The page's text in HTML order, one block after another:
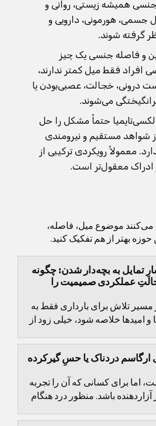
همیشه زیستی، روانی و
جسمی، هورمونی، دارویی و
گرفته شوند.
و فاصله جنسی یک چیز
افراد فقط میل کمتر ندارند،
درونی، خجالت، عصبی‌بودن یا
می‌شوند.
حتماً مشکل را حل
شواهد مستقیم و نیرومندی
معمولاً رویکردی ترکیبی از
بر ادراک معقول‌تر است.
می‌کنند موضوع میل، فاصله،
بهتر از هم تفکیک کنید.
تمایل به بچه‌دار شدن: چگونه
حالتِ عملکردی صمیمیت را
تلاش برای بارداری فقط به
امیدها خلاصه شود، خیلی زود از
دردناک یا حسِ گیرکرده
اما برای کسانی که آن را تجربه
باشد. منظور درد هنگام